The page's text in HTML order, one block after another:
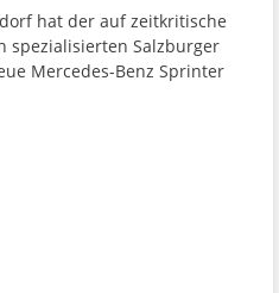
hat der auf zeitkritische
spezialisierten Salzburger
Mercedes-Benz Sprinter